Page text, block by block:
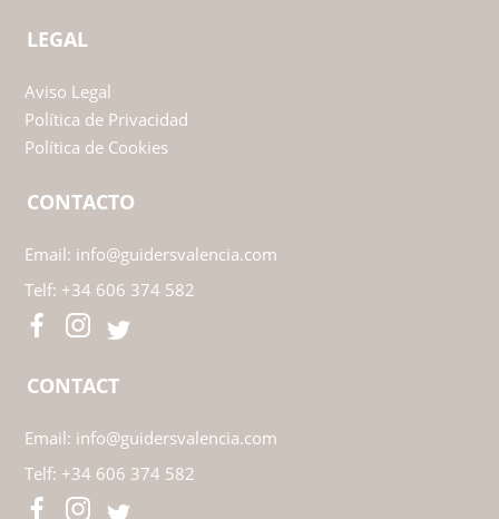
LEGAL
Aviso Legal
Política de Privacidad
Política de Cookies
CONTACTO
Email: info@guidersvalencia.com
Telf: +34 606 374 582
CONTACT
Email: info@guidersvalencia.com
Telf: +34 606 374 582